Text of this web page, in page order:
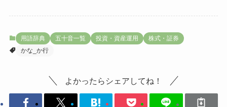
用語辞典 五十音一覧 投資・資産運用
株式・証券
かな_か行
よかったらシェアしてね！